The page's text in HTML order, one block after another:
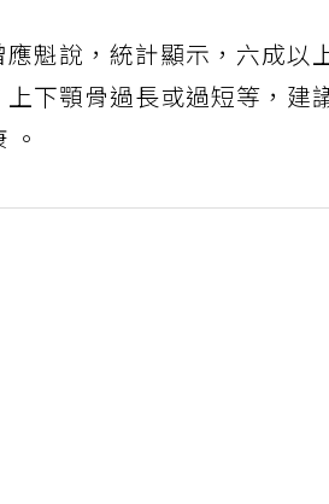
魁說，統計顯示，六成以
下顎骨過長或過短等，建